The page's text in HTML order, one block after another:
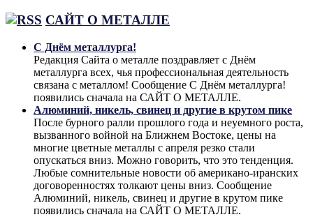
САЙТ О МЕТАЛЛЕ
С Днём металлурга!
Редакция Сайта о металле поздравляет с Днём
металлурга всех, чья профессиональная деятельность
связана с металлом! Сообщение С Днём металлурга!
появились сначала на САЙТ О МЕТАЛЛЕ.
Алюминий, никель, свинец и другие в крутом пике
После бурного ралли прошлого года и неуемного роста,
вызванного войной на Ближнем Востоке, цены на
многие цветные металлы с апреля резко стали
опускаться вниз. Можно говорить, что это тенденция.
Любые сомнительные новости об американо-иранских
договоренностях толкают цены вниз. Сообщение
Алюминий, никель, свинец и другие в крутом пике
появились сначала на САЙТ О МЕТАЛЛЕ.